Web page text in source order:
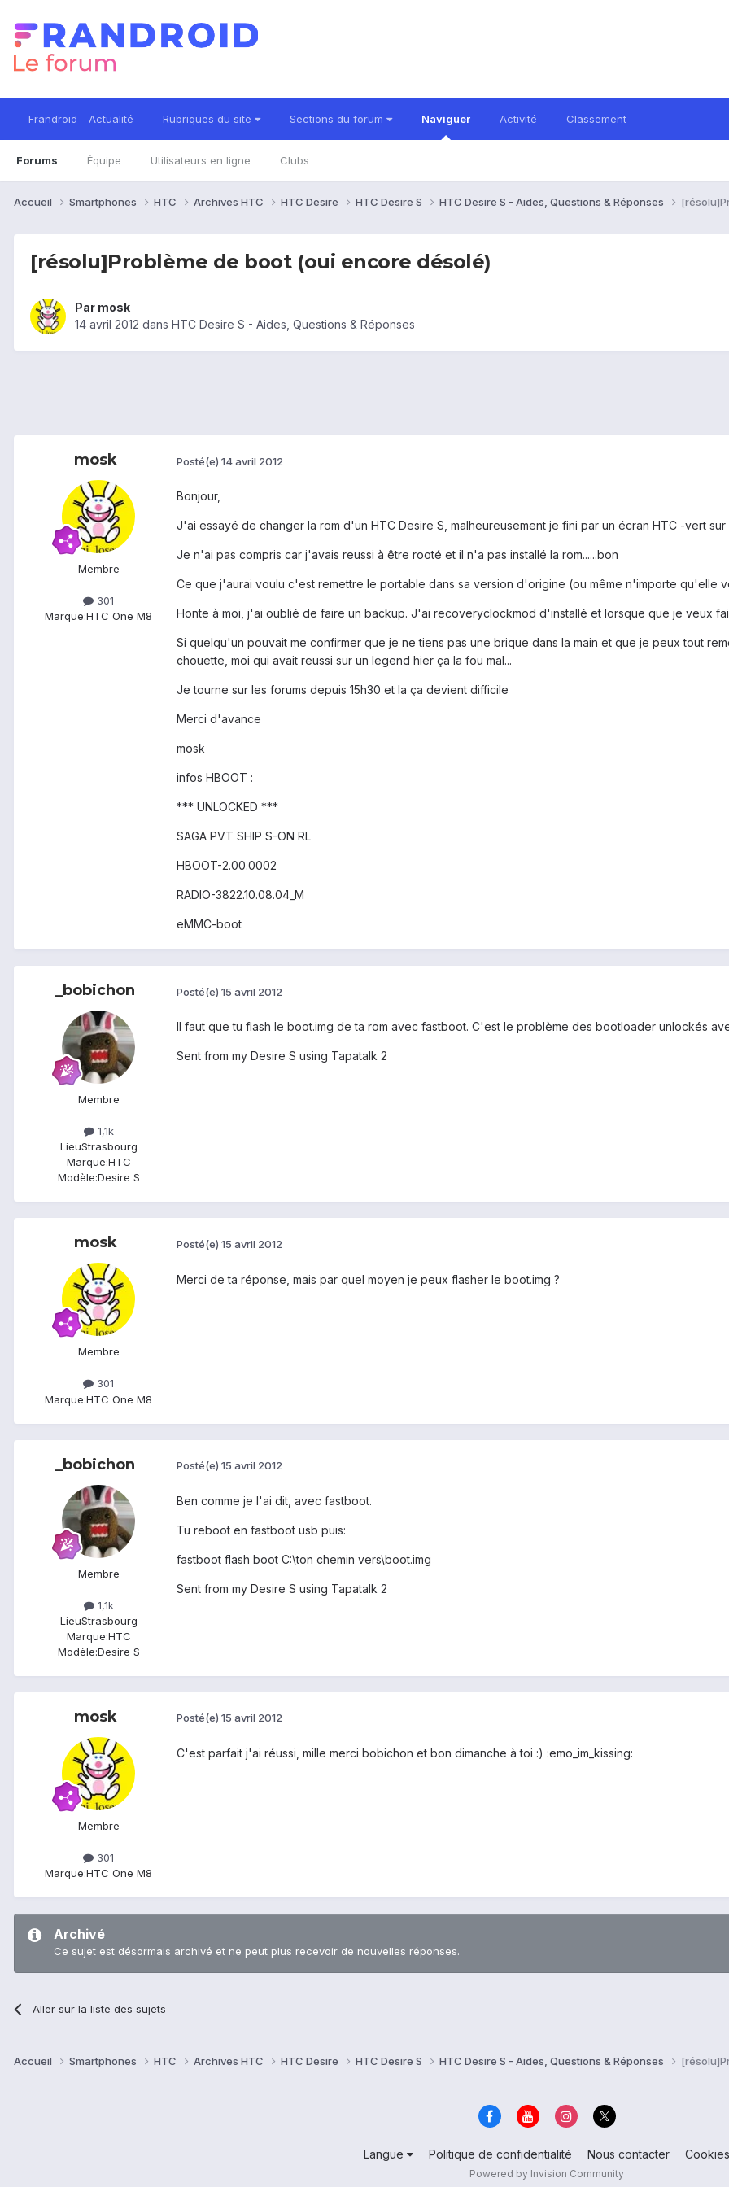
Frandroid - Actualité Rubriques du site Sections du forum Naviguer
Forums Équipe Utilisateurs en ligne Clubs
Activité Classement
Accueil Smartphones HTC Archives HTC HTC Desire HTC Desire S HTC Desire S - Aides, Questions & Réponses
[résolu]Problème de boot (oui encore désolé)
Par mosk
14 avril 2012 dans HTC Desire S - Aides, Questions & Réponses
mosk
Membre
301
Marque:HTC One M8
Posté(e) 14 avril 2012
Bonjour,
J'ai essayé de changer la rom d'un HTC Desire S, malheureusement je fini par un écran HTC -vert sur
Je n'ai pas compris car j'avais reussi à être rooté et il n'a pas installé la rom......bon
Ce que j'aurai voulu c'est remettre le portable dans sa version d'origine (ou même n'importe qu'elle
Honte à moi, j'ai oublié de faire un backup. J'ai recoveryclockmod d'installé et lorsque que je veux
Si quelqu'un pouvait me confirmer que je ne tiens pas une brique dans la main et que je peux tout
chouette, moi qui avait reussi sur un legend hier ça la fou mal...
Je tourne sur les forums depuis 15h30 et la ça devient difficile
Merci d'avance
mosk
infos HBOOT :
*** UNLOCKED ***
SAGA PVT SHIP S-ON RL
HBOOT-2.00.0002
RADIO-3822.10.08.04_M
eMMC-boot
_bobichon
Membre
1,1k
LieuStrasbourg
Marque:HTC
Modèle:Desire S
Posté(e) 15 avril 2012
Il faut que tu flash le boot.img de ta rom avec fastboot. C'est le problème des bootloader unlockés
Sent from my Desire S using Tapatalk 2
mosk
Membre
301
Marque:HTC One M8
Posté(e) 15 avril 2012
Merci de ta réponse, mais par quel moyen je peux flasher le boot.img ?
_bobichon
Membre
1,1k
LieuStrasbourg
Marque:HTC
Modèle:Desire S
Posté(e) 15 avril 2012
Ben comme je l'ai dit, avec fastboot.
Tu reboot en fastboot usb puis:
fastboot flash boot C:\ton chemin vers\boot.img
Sent from my Desire S using Tapatalk 2
mosk
Membre
301
Marque:HTC One M8
Posté(e) 15 avril 2012
C'est parfait j'ai réussi, mille merci bobichon et bon dimanche à toi :) :emo_im_kissing:
Archivé
Ce sujet est désormais archivé et ne peut plus recevoir de nouvelles réponses.
Aller sur la liste des sujets
Accueil Smartphones HTC Archives HTC HTC Desire HTC Desire S HTC Desire S - Aides, Questions & Réponses
Langue Politique de confidentialité Nous contacter Cookies
Powered by Invision Community